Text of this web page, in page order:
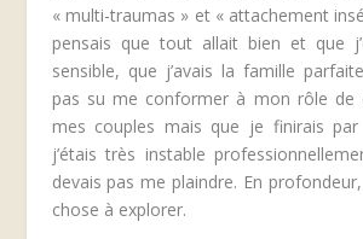
« multi-traumas » et « attachement
pensais que tout allait bien et que
sensible, que j’avais la famille
pas su me conformer à mon rôle de
mes couples mais que je finirais par
j’étais très instable
devais pas me plaindre. En
chose à explorer.